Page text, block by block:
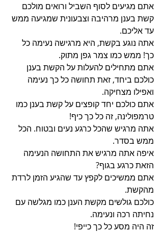
אתם מגיעים לסוף השביל ורואים מולכם
קשת בענן מרהיבה וצבעונית שמגיעה ממש
עד אליכם.
אתה נוגע בקשת, היא מרגישה נעימה כל
כך! ממש כמו צמר גפן מתוק.
אתם מתחילים להעלות על הקשת בענן
כולכם ביחד, זאת תחושה כל כך נעימה
ואפילו מצחיקה.
אתם כולכם יחד קופצים על קשת בענן כמו
טרמפולינה, זה כל כך כיף!
אתה מרגיש שהכל כרגע נעים ובטוח. הכל
ממש בסדר.
איפה אתה מרגיש את התחושה הנעימה
הזאת כרגע בגוף?
אתם ממשיכים לקפץ עד שהגיע הזמן לרדת
מהקשת.
כולכם גולשים מקשת הענן כמו מגלשה עם
נחיתה רכה ונעימה.
זה היה מסע כל כך כייפי!